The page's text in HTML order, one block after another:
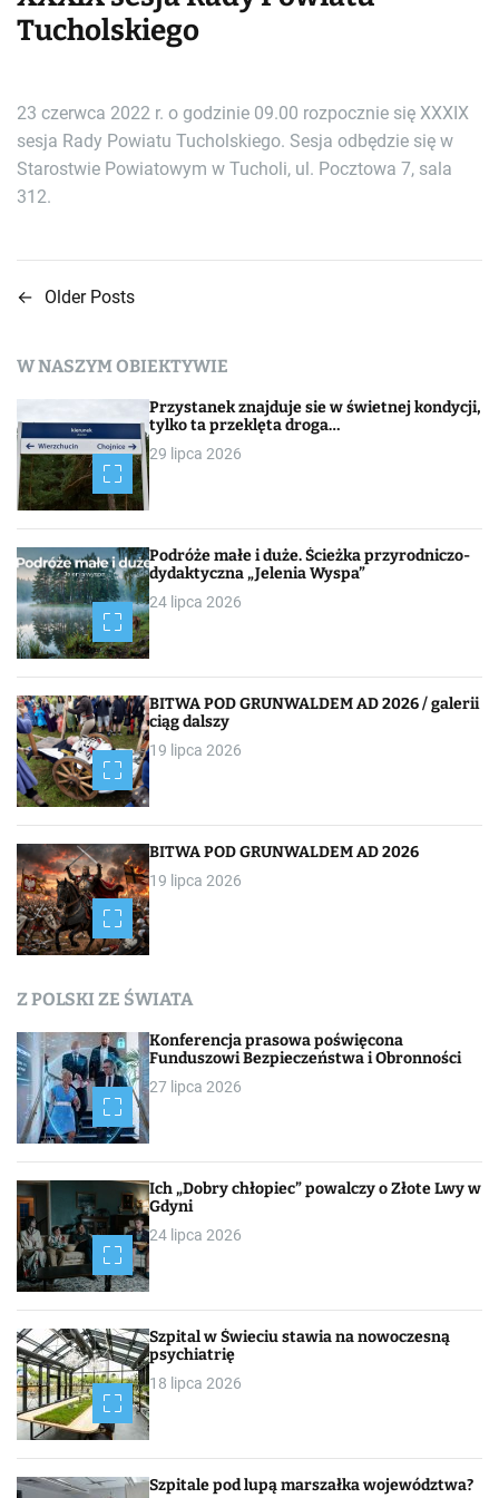
Tucholskiego
23 czerwca 2022 r. o godzinie 09.00 rozpocznie się XXXIX
sesja Rady Powiatu Tucholskiego. Sesja odbędzie się w
Starostwie Powiatowym w Tucholi, ul. Pocztowa 7, sala
312.
N
i
g
a
c
j
a
p
o
w
p
i
s
a
← Older Posts
W NASZYM OBIEKTYWIE
Przystanek znajduje sie w świetnej kondycji,
tylko ta przeklęta droga…
29 lipca 2026
Podróże małe i duże. Ścieżka przyrodniczo-
dydaktyczna „Jelenia Wyspa”
24 lipca 2026
BITWA POD GRUNWALDEM AD 2026 / galerii
ciąg dalszy
19 lipca 2026
BITWA POD GRUNWALDEM AD 2026
19 lipca 2026
Z POLSKI ZE ŚWIATA
Konferencja prasowa poświęcona
Funduszowi Bezpieczeństwa i Obronności
27 lipca 2026
Ich „Dobry chłopiec” powalczy o Złote Lwy w
Gdyni
24 lipca 2026
Szpital w Świeciu stawia na nowoczesną
psychiatrię
18 lipca 2026
Szpitale pod lupą marszałka województwa?